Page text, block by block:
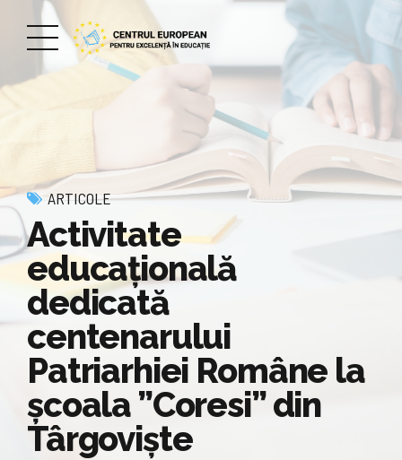
ARTICOLE
Activitate
educațională
dedicată
centenarului
Patriarhiei Române la
școala ”Coresi” din
Târgoviște